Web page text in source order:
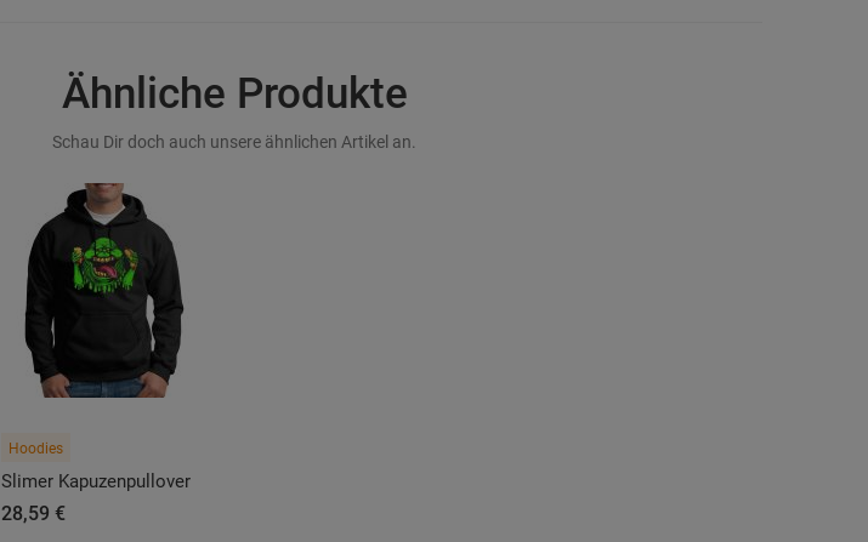
Ähnliche Produkte
Schau Dir doch auch unsere ähnlichen Artikel an.
Hoodies
Slimer Kapuzenpullover
28,59 €